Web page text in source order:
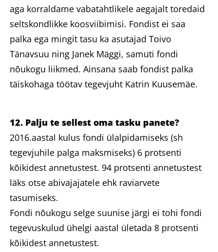
aga korraldame vabatahtlikele aegajalt toredaid
seltskondlikke koosviibimisi. Fondist ei saa
palka ega mingit tasu ka asutajad Toivo
Tänavsuu ning Janek Mäggi, samuti fondi
nõukogu liikmed. Ainsana saab fondist palka
täiskohaga töötav tegevjuht Katrin Kuusemäe.
12. Palju te sellest oma tasku panete?
2016.aastal kulus fondi ülalpidamiseks (sh
tegevjuhile palga maksmiseks) 6 protsenti
kõikidest annetustest. 94 protsenti annetustest
läks otse abivajajatele ehk raviarvete
tasumiseks.
Fondi nõukogu selge suunise järgi ei tohi fondi
tegevuskulud ühelgi aastal ületada 8 protsenti
kõikidest annetustest.